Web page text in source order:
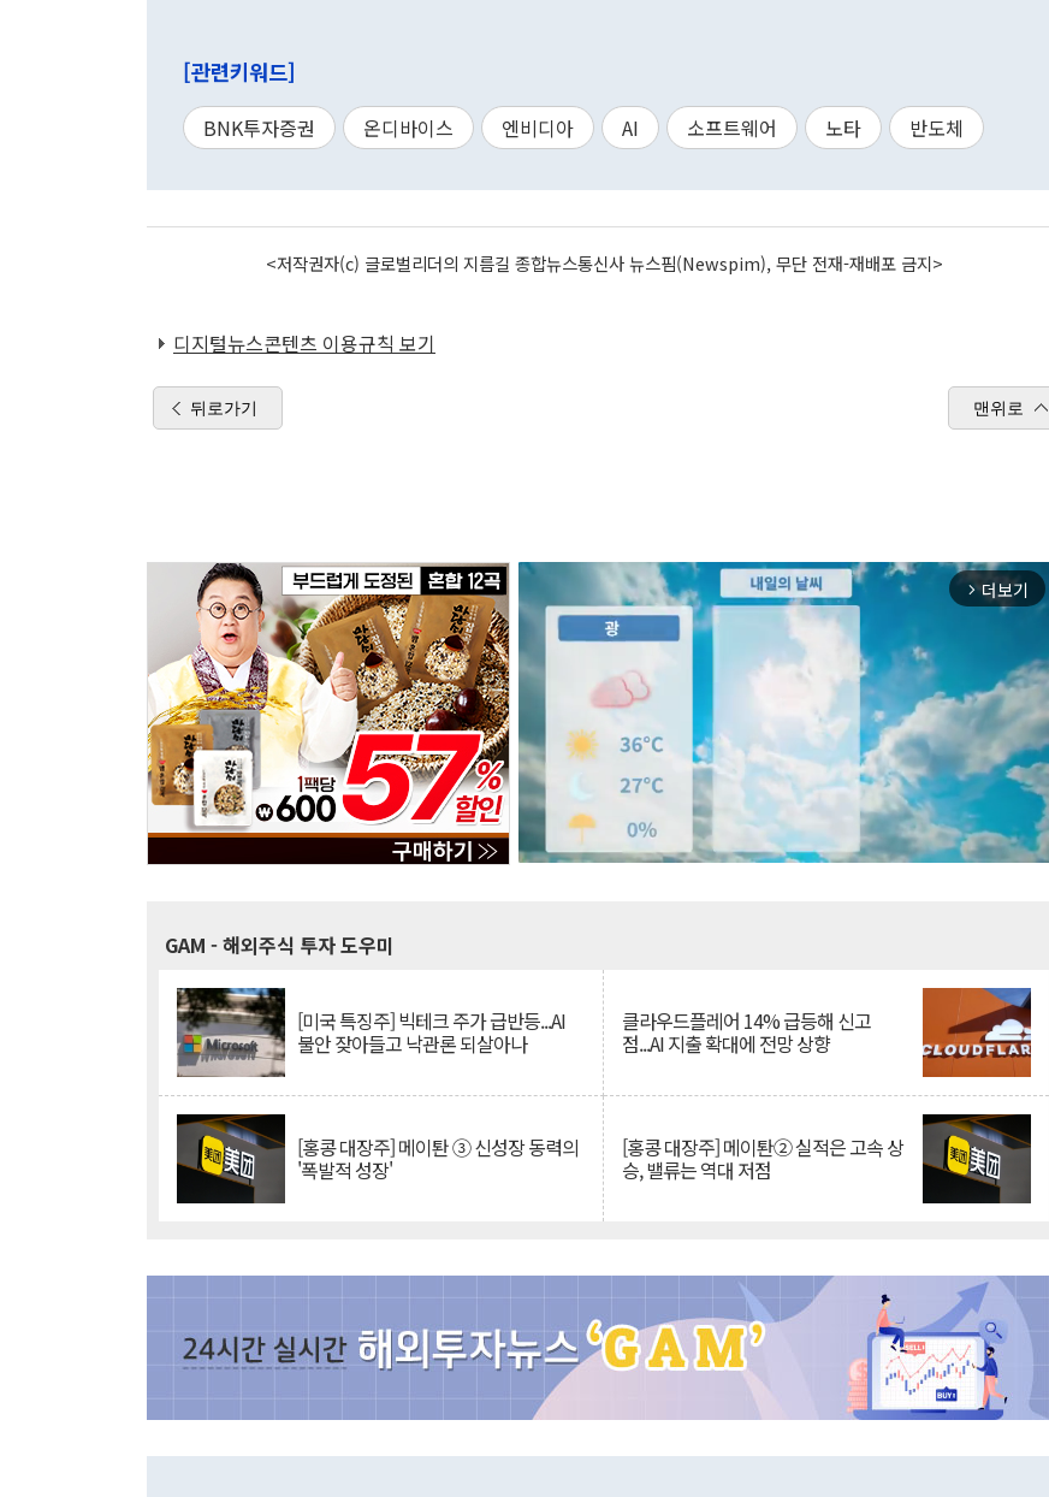
[관련키워드]
BNK투자증권 온디바이스 엔비디아 AI 소프트웨어 노타 반도체
<저작권자(c) 글로벌리더의 지름길 종합뉴스통신사 뉴스핌(Newspim), 무단 전재-재배포 금지>
디지털뉴스콘텐츠 이용규칙 보기
뒤로가기 맨위로
arrow_forward_ios 더보기
GAM - 해외주식 투자 도우미
[미국 특징주] 빅테크 주가 급반등...AI
불안 잦아들고 낙관론 되살아나
클라우드플레어 14% 급등해 신고
점...AI 지출 확대에 전망 상향
[홍콩 대장주] 메이퇀 ③ 신성장 동력의
'폭발적 성장'
[홍콩 대장주] 메이퇀② 실적은 고속 상
승, 밸류는 역대 저점